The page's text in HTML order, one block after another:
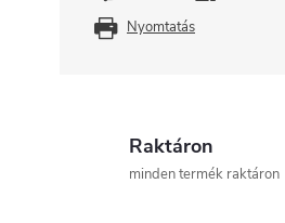
Nyomtatás
Raktáron
minden termék raktáron